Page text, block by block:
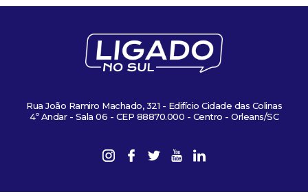
Rua João Ramiro Machado, 321 - Edifício Cidade das Colinas
4º Andar - Sala 06 - CEP 88870.000 - Centro - Orleans/SC